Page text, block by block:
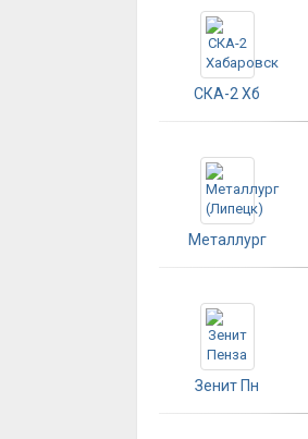
СКА-2 Хб
Металлург
Зенит Пн